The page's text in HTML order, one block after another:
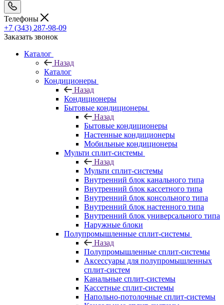
Телефоны
+7 (343) 287-98-09
Заказать звонок
Каталог
Назад
Каталог
Кондиционеры
Назад
Кондиционеры
Бытовые кондиционеры
Назад
Бытовые кондиционеры
Настенные кондиционеры
Мобильные кондиционеры
Мульти сплит-системы
Назад
Мульти сплит-системы
Внутренний блок канального типа
Внутренний блок кассетного типа
Внутренний блок консольного типа
Внутренний блок настенного типа
Внутренний блок универсального типа
Наружные блоки
Полупромышленные сплит-системы
Назад
Полупромышленные сплит-системы
Аксессуары для полупромышленных
сплит-систем
Канальные сплит-системы
Кассетные сплит-системы
Напольно-потолочные сплит-системы